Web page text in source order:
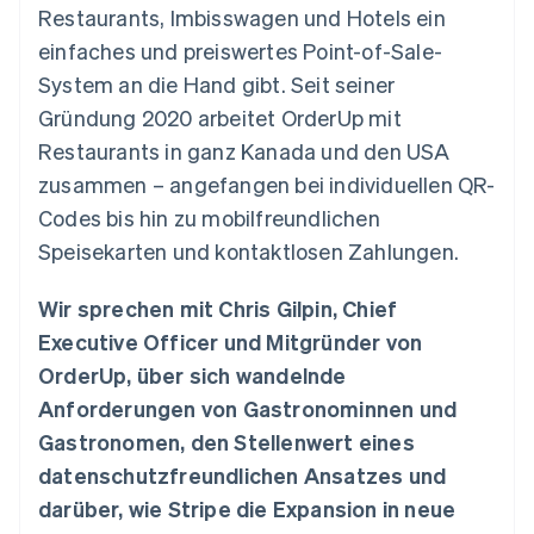
Zugriff auf mehr als
125
Zahlungen vor Ort
Authorization
Optimierung der
Autorisierungsraten
Beschleunigter
Bezahlvorgang
Verbundene
Finanzdaten
Datensynchronisierung
Mehr
Product roadmap
Ausblick
Radar
Geldmanagement
SaaS
Nach Branche
KI-Unternehmen
Creator Economy
Gaming
Versicherungen
Medien und
Unterhaltung
Gemeinnützige
Organisationen
Fachdienstleistungen
Öffentlicher Sektor
Einzelhandel
Marktplatz auf
Abonnementverwaltung
So setzen Sie
nutzungsbasierte
Abrechnung um
Stablecoin-gestützte
Karten ausgeben: So
geht´s
Bereitstellung und
Verwaltung von
Ressourcen
App-Integrationen
Code-Beispiele
Entwickler-Blog
API-Status
Produkt-Roadmap
Stripe Sessions
Karriere
Newsroom
Stripe Press
Sales-Team
Partner werden
Restaurants, Imbisswagen und Hotels ein
einfaches und preiswertes Point-of-Sale-
System an die Hand gibt. Seit seiner
Gründung 2020 arbeitet OrderUp mit
Restaurants in ganz Kanada und den USA
zusammen – angefangen bei individuellen QR-
Codes bis hin zu mobilfreundlichen
Speisekarten und kontaktlosen Zahlungen.
Wir sprechen mit Chris Gilpin, Chief
Executive Officer und Mitgründer von
OrderUp, über sich wandelnde
Anforderungen von Gastronominnen und
Gastronomen, den Stellenwert eines
datenschutzfreundlichen Ansatzes und
darüber, wie Stripe die Expansion in neue